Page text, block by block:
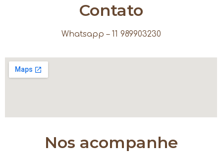
Contato
Whatsapp – 11 989903230
Nos acompanhe